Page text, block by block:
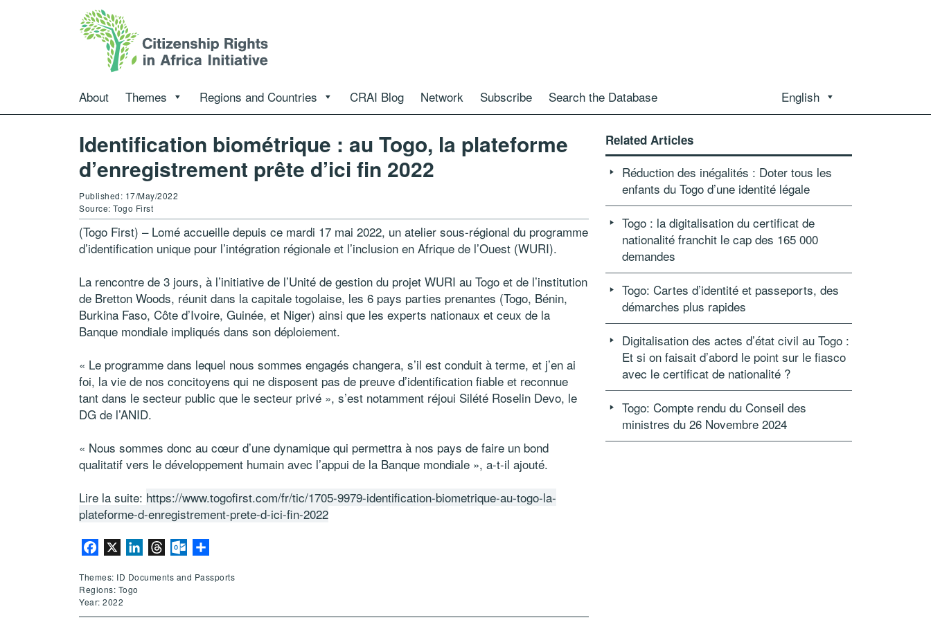
About Themes Regions and Countries CRAI Blog Network Subscribe Search the Database English
Identification biométrique : au Togo, la plateforme
d’enregistrement prête d’ici fin 2022
Published: 17/May/2022
Source: Togo First
(Togo First) – Lomé accueille depuis ce mardi 17 mai 2022, un atelier sous-régional du programme
d’identification unique pour l’intégration régionale et l’inclusion en Afrique de l’Ouest (WURI).
La rencontre de 3 jours, à l’initiative de l’Unité de gestion du projet WURI au Togo et de l’institution
de Bretton Woods, réunit dans la capitale togolaise, les 6 pays parties prenantes (Togo, Bénin,
Burkina Faso, Côte d’Ivoire, Guinée, et Niger) ainsi que les experts nationaux et ceux de la
Banque mondiale impliqués dans son déploiement.
« Le programme dans lequel nous sommes engagés changera, s’il est conduit à terme, et j’en ai
foi, la vie de nos concitoyens qui ne disposent pas de preuve d’identification fiable et reconnue
tant dans le secteur public que le secteur privé », s’est notamment réjoui Silété Roselin Devo, le
DG de l’ANID.
« Nous sommes donc au cœur d’une dynamique qui permettra à nos pays de faire un bond
qualitatif vers le développement humain avec l’appui de la Banque mondiale », a-t-il ajouté.
Lire la suite: https://www.togofirst.com/fr/tic/1705-9979-identification-biometrique-au-togo-la-
plateforme-d-enregistrement-prete-d-ici-fin-2022
Facebook LinkedInThreadsOutlook.com
Themes: ID Documents and Passports
Regions: Togo
Year: 2022
Related Articles
Réduction des inégalités : Doter tous les
enfants du Togo d’une identité légale
Togo : la digitalisation du certificat de
nationalité franchit le cap des 165 000
demandes
Togo: Cartes d’identité et passeports, des
démarches plus rapides
Digitalisation des actes d’état civil au Togo :
Et si on faisait d’abord le point sur le fiasco
avec le certificat de nationalité ?
Togo: Compte rendu du Conseil des
ministres du 26 Novembre 2024